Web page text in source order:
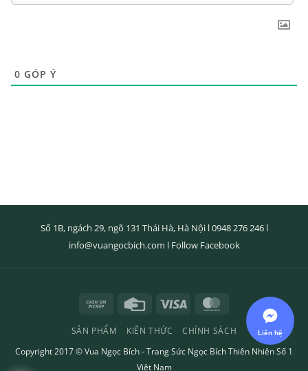
0 GÓP Ý
Số 1B, ngách 29, ngõ 131 Thái Hà, Hà Nội l0948 276 246l
info@vuangocbich.com l Follow Facebook
Cash
Pickup
Credit
Visa MasterCard
SẢN PHẨM KIẾN THỨC CHÍNH SÁCH
Copyright 2017 © Vua Ngọc Bích - Trang Sức Ngọc Bích Thiên Nhiên Số 1
Việt Nam